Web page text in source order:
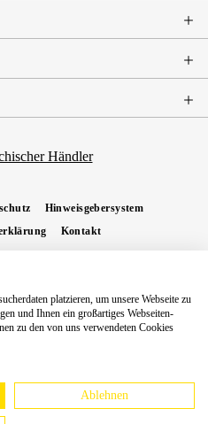
Hinweisgebersystem
Kontakt
nicht anders angegeben.
Österreich GmbH
- 134/OG3, 3430 Tulln
hinzuweisen: webgate.ec.europa.eu/odr
platzieren, um unsere Webseite zu
und Ihnen ein großartiges Webseiten-
zu den von uns verwendeten Cookies
Ablehnen